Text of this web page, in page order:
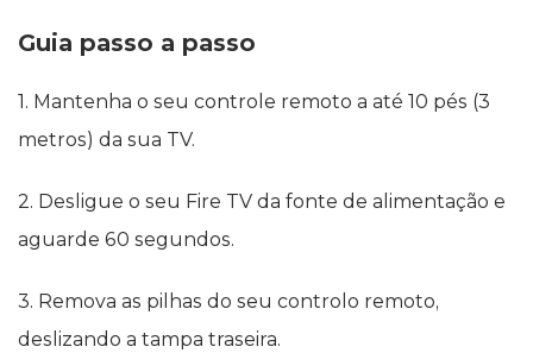
Guia passo a passo
1. Mantenha o seu controle remoto a até 10 pés (3
metros) da sua TV.
2. Desligue o seu Fire TV da fonte de alimentação e
aguarde 60 segundos.
3. Remova as pilhas do seu controlo remoto,
deslizando a tampa traseira.